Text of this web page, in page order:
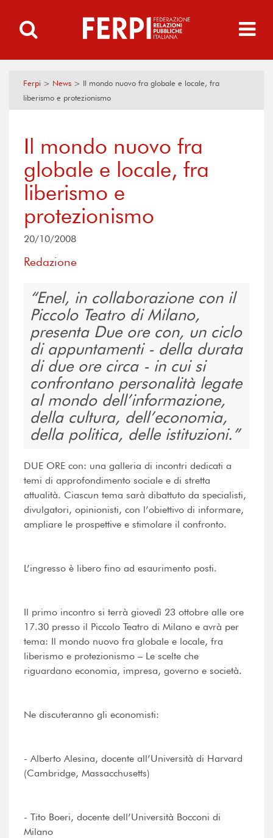
Ferpi > News > Il mondo nuovo fra globale e locale, fra
liberismo e protezionismo
Il mondo nuovo fra
globale e locale, fra
liberismo e
protezionismo
20/10/2008
Redazione
Enel, in collaborazione con il
Piccolo Teatro di Milano,
presenta Due ore con, un ciclo
di appuntamenti - della durata
di due ore circa - in cui si
confrontano personalità legate
al mondo dell’informazione,
della cultura, dell’economia,
della politica, delle istituzioni.
DUE ORE con: una galleria di incontri dedicati a
temi di approfondimento sociale e di stretta
attualità. Ciascun tema sarà dibattuto da specialisti,
divulgatori, opinionisti, con l’obiettivo di informare,
ampliare le prospettive e stimolare il confronto.
L’ingresso è libero fino ad esaurimento posti.
Il primo incontro si terrà giovedì 23 ottobre alle ore
17.30 presso il Piccolo Teatro di Milano e avrà per
tema: Il mondo nuovo fra globale e locale, fra
liberismo e protezionismo – Le scelte che
riguardano economia, impresa, governo e società.
Ne discuteranno gli economisti:
- Alberto Alesina, docente all’Università di Harvard
(Cambridge, Massacchusetts)
- Tito Boeri, docente dell’Università Bocconi di
Milano